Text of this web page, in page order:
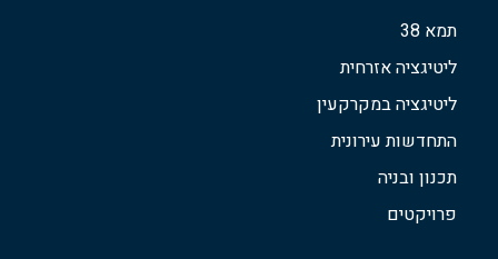
תמא 38
ליטיגציה אזרחית
ליטיגציה במקרקעין
התחדשות עירונית
תכנון ובניה
פרויקטים